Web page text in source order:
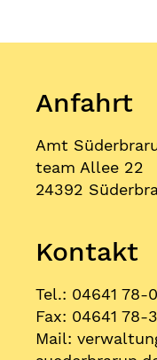
Anfahrt
Amt
team Allee 22
24392
Kontakt
Tel.: 04641 78-0
Fax: 04641 78-
Mail: